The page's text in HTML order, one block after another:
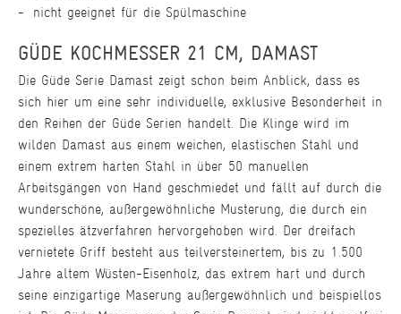
nicht geeignet für die Spülmaschine
GÜDE KOCHMESSER 21 CM, DAMAST
Die Güde Serie Damast zeigt schon beim Anblick, dass es
sich hier um eine sehr individuelle, exklusive Besonderheit in
den Reihen der Güde Serien handelt. Die Klinge wird im
wilden Damast aus einem weichen, elastischen Stahl und
einem extrem harten Stahl in über 50 manuellen
Arbeitsgängen von Hand geschmiedet und fällt auf durch die
wunderschöne, außergewöhnliche Musterung, die durch ein
spezielles ätzverfahren hervorgehoben wird. Der dreifach
vernietete Griff besteht aus teilversteinertem, bis zu 1.500
Jahre altem Wüsten-Eisenholz, das extrem hart und durch
seine einzigartige Maserung außergewöhnlich und beispiellos